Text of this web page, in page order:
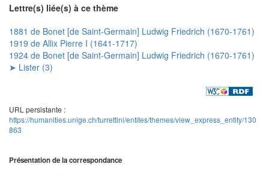
Lettre(s) liée(s) à ce thème
1881 de Bonet [de Saint-Germain] Ludwig Friedrich (1670-1761)
1919 de Allix Pierre I (1641-1717)
1924 de Bonet [de Saint-Germain] Ludwig Friedrich (1670-1761)
➤ Lister (3)
URL persistante :
https://humanities.unige.ch/turrettini/entites/themes/view_express_entity/130
863
Présentation de la correspondance